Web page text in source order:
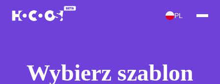
PL
Wybierz szablon